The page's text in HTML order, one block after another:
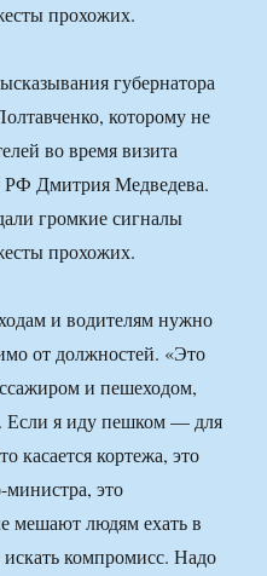
прохожих.
губернатора
которому не
во время визита
РФ Дмитрия Медведева.
громкие сигналы
прохожих.
и водителям нужно
от должностей. «Это
и пешеходом,
Если я иду пешком — для
касается кортежа, это
министра, это
мешают людям ехать в
компромисс. Надо